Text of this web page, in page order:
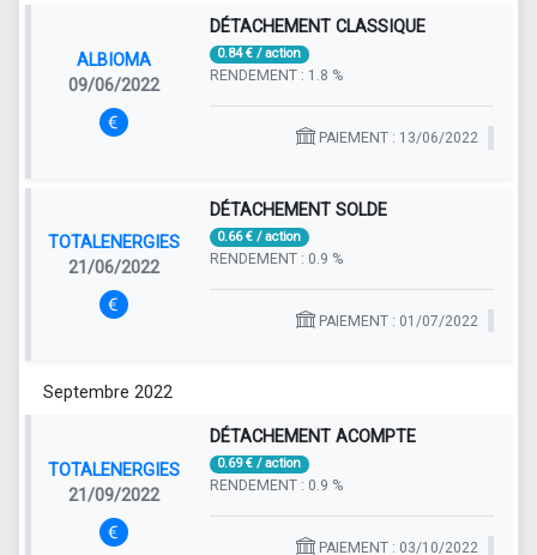
ALBIOMA
09/06/2022
DÉTACHEMENT CLASSIQUE
0.84 € / action
RENDEMENT : 1.8 %
PAIEMENT : 13/06/2022
TOTALENERGIES
21/06/2022
DÉTACHEMENT SOLDE
0.66 € / action
RENDEMENT : 0.9 %
PAIEMENT : 01/07/2022
Septembre 2022
TOTALENERGIES
21/09/2022
DÉTACHEMENT ACOMPTE
0.69 € / action
RENDEMENT : 0.9 %
PAIEMENT : 03/10/2022